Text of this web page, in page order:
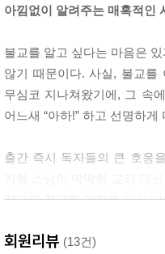
아낌없이 알려주는 매혹적인
불교를 알고 싶다는 마음은
않기 때문이다. 사실, 불교
무심코 지나쳐왔기에, 그 속
어느새 “아하!” 하고 선명하게
출간 즉시 독자들의 큰 호응
작가의 친근한 만화로 다시
『불교와 친해지는 만화 사
회원리뷰 (13건)